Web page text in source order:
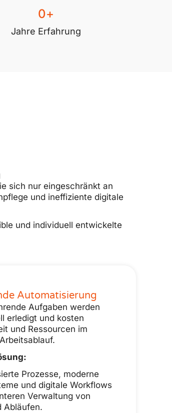
Jahre Erfahrung
0+
sich nur eingeschränkt an
und ineffiziente digitale
und individuell entwickelte
Automatisierung
Aufgaben werden
erledigt und kosten
und Ressourcen im
Prozesse, moderne
und digitale Workflows
Verwaltung von
Abläufen.